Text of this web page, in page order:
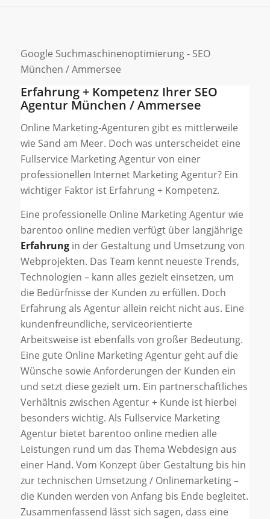
Google Suchmaschinenoptimierung - SEO
München / Ammersee
Erfahrung + Kompetenz Ihrer SEO
Agentur München / Ammersee
Online Marketing-Agenturen gibt es mittlerweile
wie Sand am Meer. Doch was unterscheidet eine
Fullservice Marketing Agentur von einer
professionellen Internet Marketing Agentur? Ein
wichtiger Faktor ist Erfahrung + Kompetenz.
Eine professionelle Online Marketing Agentur wie
barentoo online medien verfügt über langjährige
Erfahrungin der Gestaltung und Umsetzung von
Webprojekten. Das Team kennt neueste Trends,
Technologien – kann alles gezielt einsetzen, um
die Bedürfnisse der Kunden zu erfüllen. Doch
Erfahrung als Agentur allein reicht nicht aus. Eine
kundenfreundliche, serviceorientierte
Arbeitsweise ist ebenfalls von großer Bedeutung.
Eine gute Online Marketing Agentur geht auf die
Wünsche sowie Anforderungen der Kunden ein
und setzt diese gezielt um. Ein partnerschaftliches
Verhältnis zwischen Agentur + Kunde ist hierbei
besonders wichtig. Als Fullservice Marketing
Agentur bietet barentoo online medien alle
Leistungen rund um das Thema Webdesign aus
einer Hand. Vom Konzept über Gestaltung bis hin
zur technischen Umsetzung / Onlinemarketing –
die Kunden werden von Anfang bis Ende begleitet.
Zusammenfassend lässt sich sagen, dass eine